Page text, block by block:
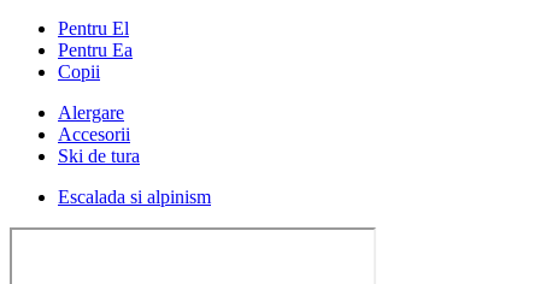
Pentru El
Pentru Ea
Copii
Alergare
Accesorii
Ski de tura
Escalada si alpinism